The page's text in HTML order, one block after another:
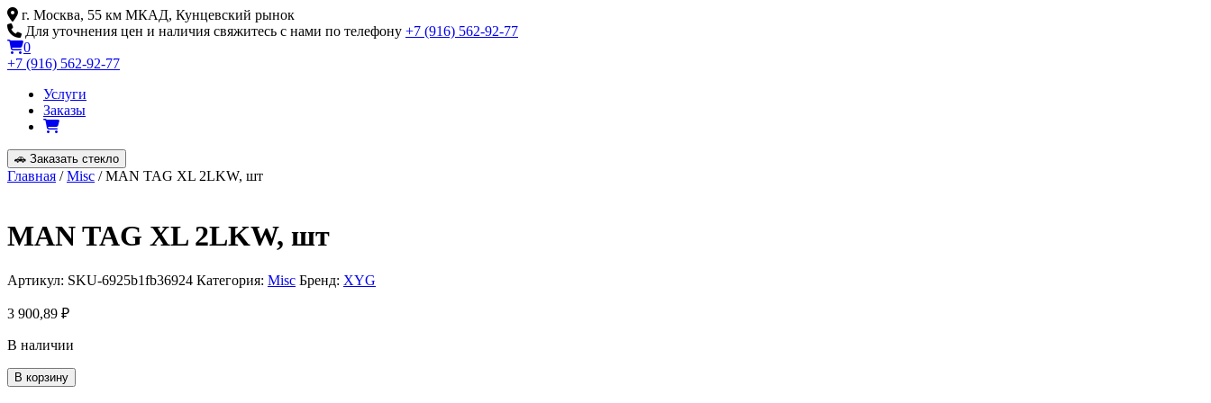
Skip
to
content
г. Москва, 55 км МКАД, Кунцевский рынок
Для уточнения цен и наличия свяжитесь с нами по телефону +7 (916) 562-92-77
0
+7 (916) 562-92-77
Услуги
Заказы
🚗 Заказать стекло
Главная /Misc / MAN TAG XL 2LKW, шт
MAN TAG XL 2LKW, шт
Артикул: SKU-6925b1fb36924 Категория: Misc Бренд: XYG
3 900,89 ₽
В наличии
Количество
товара
В корзину